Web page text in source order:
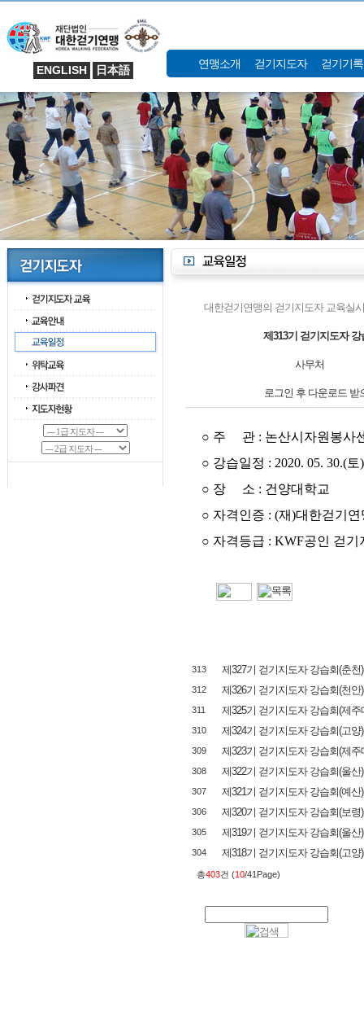
ENGLISH 日本語 연맹소개 걷기지도자 걷기기
대한걷기연맹의 걷기지도자 교육실
제313기 걷기지도자 강
사무처
로그인 후 다운로드 받
○ 주 관 : 논산시자원봉사
○ 강습일정 : 2020. 05. 30.(토
○ 장 소 : 건양대학교
○ 자격인증 : (재)대한걷기연
○ 자격등급 : KWF공인 걷기
313 제327기 걷기지도자 강습회(춘천)
312 제326기 걷기지도자 강습회(천안)
311 제325기 걷기지도자 강습회(제주
310 제324기 걷기지도자 강습회(고양)
309 제323기 걷기지도자 강습회(제주
308 제322기 걷기지도자 강습회(울산)
307 제321기 걷기지도자 강습회(예산)
306 제320기 걷기지도자 강습회(보령)
305 제319기 걷기지도자 강습회(울산)
304 제318기 걷기지도자 강습회(고양)
총403건 (10/41Page)